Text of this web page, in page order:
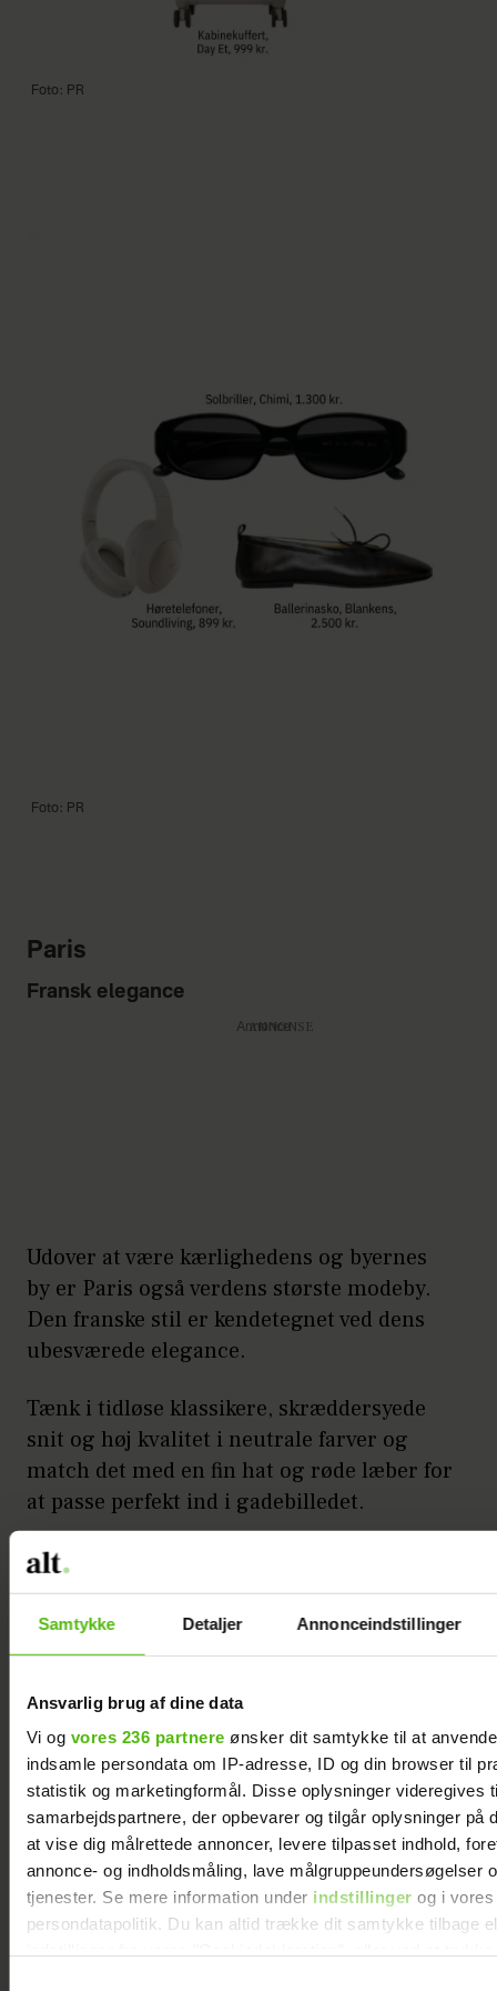
Samtykke Detaljer Annonceindstillinger
Ansvarlig brug af dine data
Vi og vores 236 partnere ønsker dit samtykke til at
indsamle persondata om IP-adresse, ID og din browser til
statistik og marketingformål. Disse oplysninger videregives
samarbejdspartnere, der opbevarer og tilgår oplysninger på
at vise dig målrettede annoncer, levere tilpasset indhold,
annonce- og indholdsmåling, lave målgruppeundersøgelser
tjenester. Se mere information under indstillinger og i vores
persondatapolitik. Du kan altid trække dit samtykke tilbage
Foto: PR
Foto: PR
Paris
Fransk elegance
Annonce
Udover at være kærlighedens og byernes
by er Paris også verdens største modeby.
Den franske stil er kendetegnet ved dens
ubesværede elegance.
Tænk i tidløse klassikere, skræddersyede
snit og høj kvalitet i neutrale farver og
match det med en fin hat og røde læber for
at passe perfekt ind i gadebilledet.